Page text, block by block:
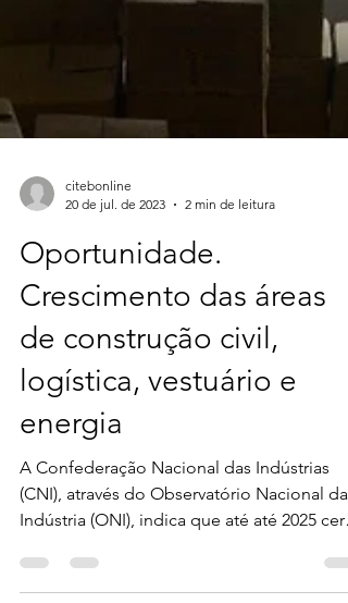
citebonline
20 de jul. de 2023
2 min de leitura
Oportunidade.
Crescimento das áreas
de construção civil,
logística, vestuário e
energia
A Confederação Nacional das Indústrias
(CNI), através do Observatório Nacional da